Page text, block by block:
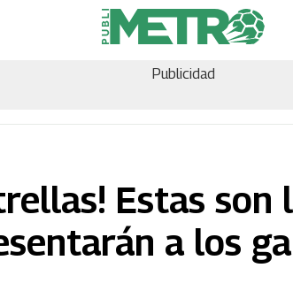
Publicidad
Estas son
a los